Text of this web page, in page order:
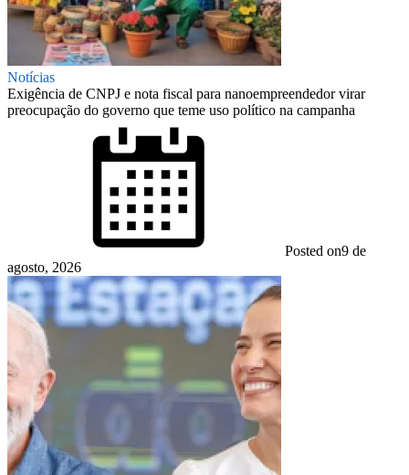
Notícias
Exigência de CNPJ e nota fiscal para nanoempreendedor virar
preocupação do governo que teme uso político na campanha
Posted on9 de
agosto, 2026